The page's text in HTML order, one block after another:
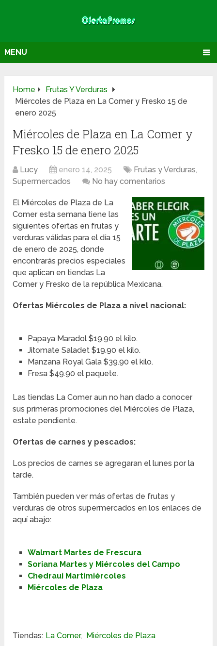
MENU
Home
Frutas Y Verduras
Miércoles de Plaza en La Comer y Fresko 15 de
enero 2025
Miércoles de Plaza en La Comer y
Fresko 15 de enero 2025
Lucy enero 14, 2025 Frutas y Verduras,
Supermercados
No hay comentarios
El Miércoles de Plaza de La
Comer esta semana tiene las
siguientes ofertas en frutas y
verduras válidas para el día 15
de enero de 2025, donde
encontrarás precios especiales
que aplican en tiendas La
Comer y Fresko de la república Mexicana.
Ofertas Miércoles de Plaza a nivel nacional:
Papaya Maradol $19.90 el kilo.
Jitomate Saladet $19.90 el kilo.
Manzana Royal Gala $39.90 el kilo.
Fresa $49.90 el paquete.
Las tiendas La Comer aun no han dado a conocer
sus primeras promociones del Miércoles de Plaza,
estate pendiente.
Ofertas de carnes y pescados:
Los precios de carnes se agregaran el lunes por la
tarde.
También pueden ver más ofertas de frutas y
verduras de otros supermercados en los enlaces de
aquí abajo:
Walmart Martes de Frescura
Soriana Martes y Miércoles del Campo
Chedraui Martimiércoles
Miércoles de Plaza
Tiendas: La Comer, Miércoles de Plaza